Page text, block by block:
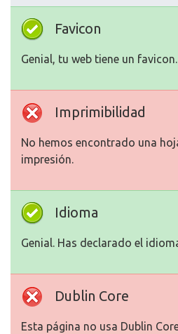
Favicon
Genial, tu web tiene un favicon.
Imprimibilidad
No hemos encontrado una
impresión.
Idioma
Genial. Has declarado el
Dublin Core
Esta página no usa Dublin